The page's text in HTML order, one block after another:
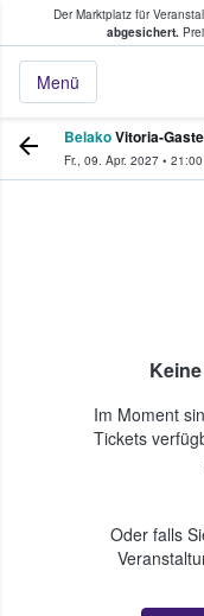
Der Marktplatz für
abgesichert.
Menü
Tickets
BelakoVitoria-
Fr., 09. Apr. 2027 • 21:00
Im Moment
Tickets
Oder falls